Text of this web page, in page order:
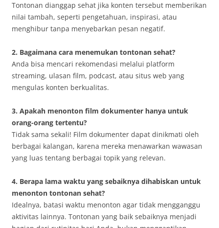
Tontonan dianggap sehat jika konten tersebut memberikan
nilai tambah, seperti pengetahuan, inspirasi, atau
menghibur tanpa menyebarkan pesan negatif.
2. Bagaimana cara menemukan tontonan sehat?
Anda bisa mencari rekomendasi melalui platform
streaming, ulasan film, podcast, atau situs web yang
mengulas konten berkualitas.
3. Apakah menonton film dokumenter hanya untuk
orang-orang tertentu?
Tidak sama sekali! Film dokumenter dapat dinikmati oleh
berbagai kalangan, karena mereka menawarkan wawasan
yang luas tentang berbagai topik yang relevan.
4. Berapa lama waktu yang sebaiknya dihabiskan untuk
menonton tontonan sehat?
Idealnya, batasi waktu menonton agar tidak mengganggu
aktivitas lainnya. Tontonan yang baik sebaiknya menjadi